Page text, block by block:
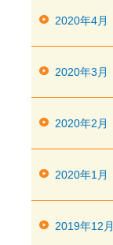
2020年4月
2020年3月
2020年2月
2020年1月
2019年12月